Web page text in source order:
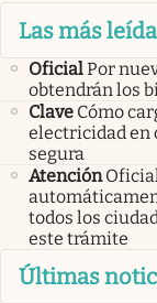
Las más
OficialPor
obtendrán los
Clave Cómo
electricidad en
segura
Atención
todos los
este trámite
Últimas